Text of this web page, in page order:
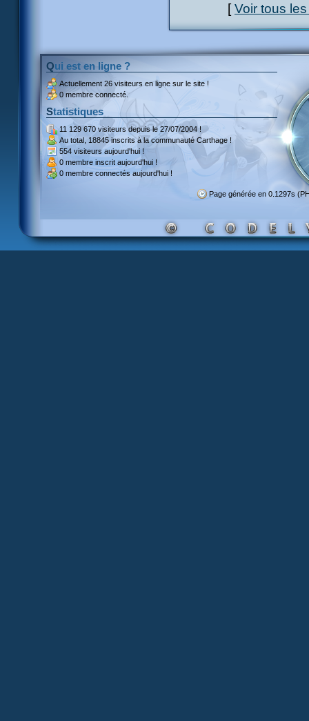
[Voir tous
Qui est en ligne ?
Actuellement 26 visiteurs en ligne sur le site !
0 membre connecté.
Statistiques
11 129 670 visiteursdepuis le 27/07/2004 !
Au total, 18845 inscritsà la communauté Carthage !
554 visiteurs aujourd'hui !
0 membre inscrit aujourd'hui !
0 membre connectés aujourd'hui !
Page générée en 0.1297s